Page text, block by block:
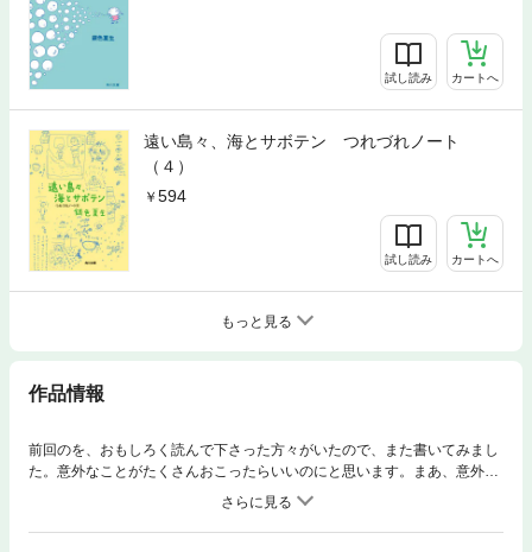
試し読み カートへ
遠い島々、海とサボテン つれづれノート
（４）
594
試し読み カートへ
もっと見る
作品情報
前回のを、おもしろく読んで下さった方々がいたので、また書いてみまし
た。意外なことがたくさんおこったらいいのにと思います。まあ、意外で
なくても、なるほどなあということでもいいです。――著者